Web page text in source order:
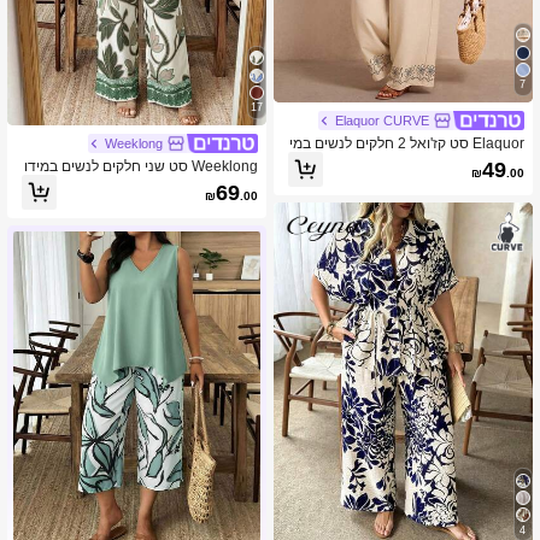
7
Elaquor CURVE
Elaquor סט קז'ואל 2 חלקים לנשים במי
דה גדולה: טופ עם הדפס פרחים וצווארון
עגול ומכנסיים רחבים
₪49.00
4
17
Weeklong
Weeklong סט שני חלקים לנשים במידו
ת גדולות עם הדפס פרחוני, קישוט כפתור
ים, לחופשה קז'ואלית, אביב/קיץ
₪69.00